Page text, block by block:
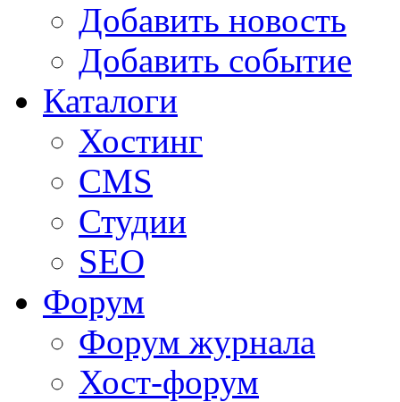
Добавить новость
Добавить событие
Каталоги
Хостинг
CMS
Студии
SEO
Форум
Форум журнала
Хост-форум